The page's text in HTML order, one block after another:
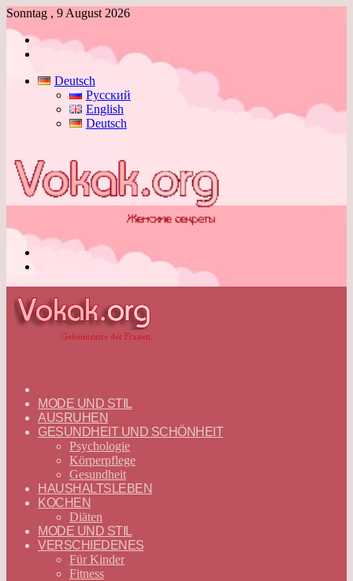
Sonntag , 9 August 2026
Anmelden
Deutsch
Русский
English
Deutsch
—
DEUTSCH
MODE UND STIL
AUSRUHEN
GESUNDHEIT UND SCHÖNHEIT
Psychologie
Körperpflege
Gesundheit
HAUSHALTSLEBEN
KOCHEN
Diäten
MODE UND STIL
VERSCHIEDENES
Für Kinder
Fitness